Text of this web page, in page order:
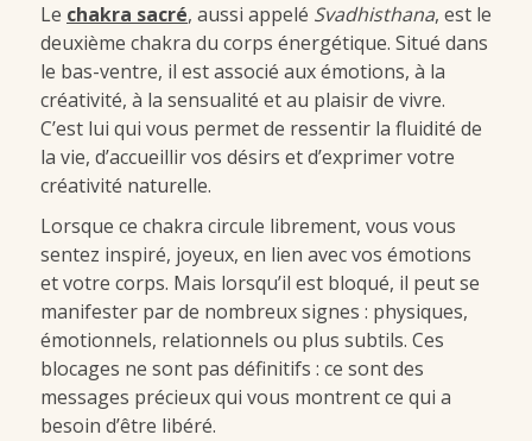
Le chakra sacré, aussi appelé Svadhisthana, est le
deuxième chakra du corps énergétique. Situé dans
le bas-ventre, il est associé aux émotions, à la
créativité, à la sensualité et au plaisir de vivre.
C’est lui qui vous permet de ressentir la fluidité de
la vie, d’accueillir vos désirs et d’exprimer votre
créativité naturelle.
Lorsque ce chakra circule librement, vous vous
sentez inspiré, joyeux, en lien avec vos émotions
et votre corps. Mais lorsqu’il est bloqué, il peut se
manifester par de nombreux signes : physiques,
émotionnels, relationnels ou plus subtils. Ces
blocages ne sont pas définitifs : ce sont des
messages précieux qui vous montrent ce qui a
besoin d’être libéré.